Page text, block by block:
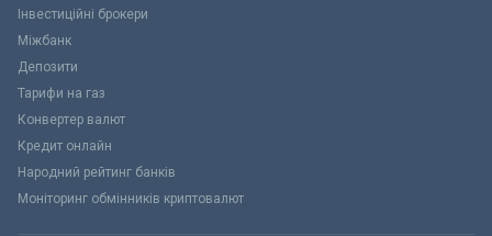
Інвестиційні брокери
Міжбанк
Депозити
Тарифи на газ
Конвертер валют
Кредит онлайн
Народний рейтинг банків
Моніторинг обмінників криптовалют